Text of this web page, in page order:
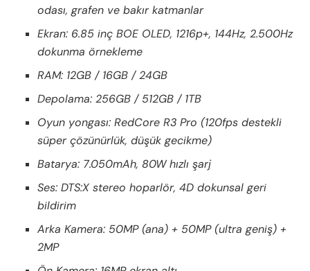
odası, grafen ve bakır katmanlar
Ekran: 6.85 inç BOE OLED, 1216p+, 144Hz, 2.500Hz
dokunma örnekleme
RAM: 12GB / 16GB / 24GB
Depolama: 256GB / 512GB / 1TB
Oyun yongası: RedCore R3 Pro (120fps destekli
süper çözünürlük, düşük gecikme)
Batarya: 7.050mAh, 80W hızlı şarj
Ses: DTS:X stereo hoparlör, 4D dokunsal geri
bildirim
Arka Kamera: 50MP (ana) + 50MP (ultra geniş) +
2MP